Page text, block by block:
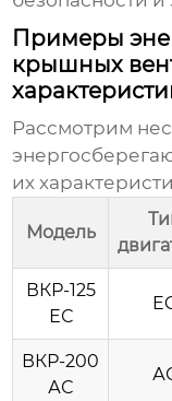
Примеры
крышных
Рассмотрим
их
Модель
ВКР-125
ЕС
ВКР-200
АС